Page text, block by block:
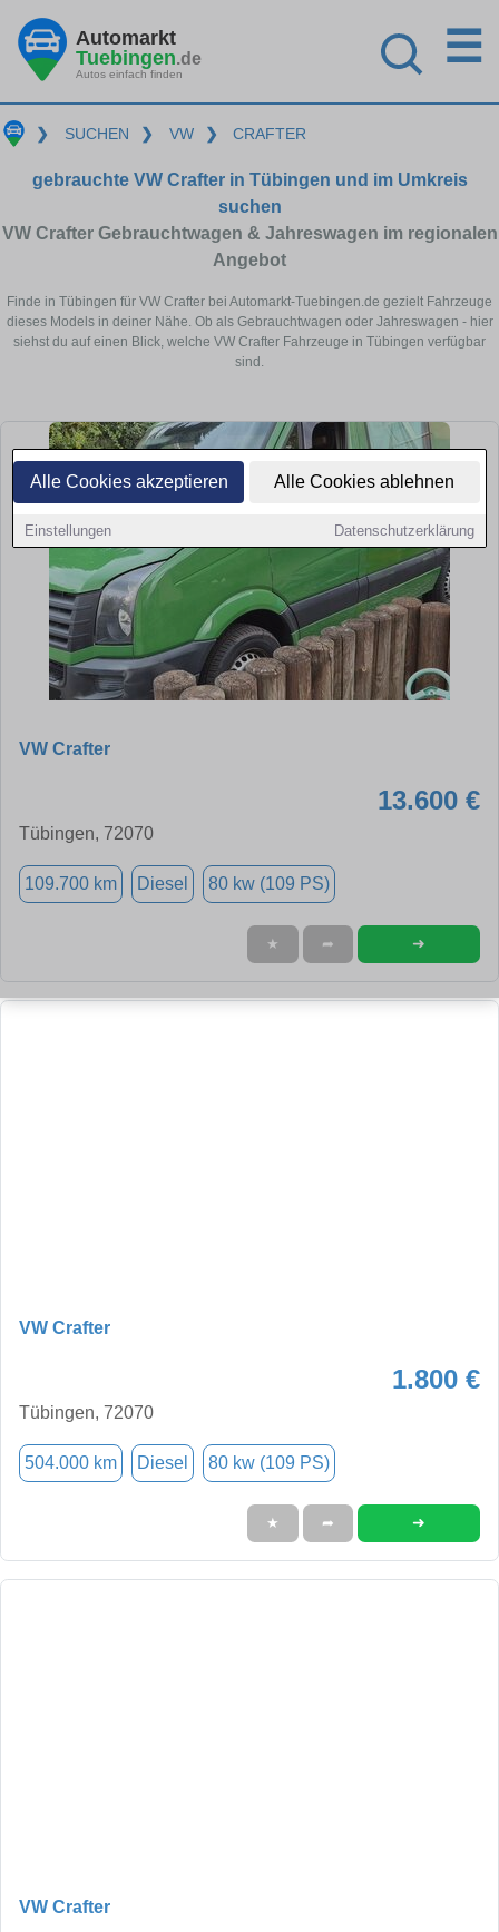
Alle Cookies akzeptieren Alle Cookies ablehnen
Einstellungen Datenschutzerklärung
Automarkt
Tuebingen.de
Autos einfach finden
☰
❯ SUCHEN ❯ VW ❯ CRAFTER
gebrauchte VW Crafter in Tübingen und im Umkreis
suchen
VW Crafter Gebrauchtwagen & Jahreswagen im regionalen
Angebot
Finde in Tübingen für VW Crafter bei Automarkt-Tuebingen.de gezielt Fahrzeuge
dieses Models in deiner Nähe. Ob als Gebrauchtwagen oder Jahreswagen - hier
siehst du auf einen Blick, welche VW Crafter Fahrzeuge in Tübingen verfügbar
sind.
VW Crafter
13.600 €
Tübingen, 72070
109.700 km Diesel 80 kw (109 PS)
★ ➦ ➜
VW Crafter
1.800 €
Tübingen, 72070
504.000 km Diesel 80 kw (109 PS)
★ ➦ ➜
VW Crafter